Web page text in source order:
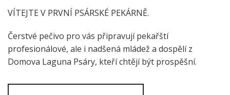
VÍTEJTE V PRVNÍ PSÁRSKÉ PEKÁRNĚ.
Čerstvé pečivo pro vás připravují pekařští
profesionálové, ale i nadšená mládež a dospělí z
Domova Laguna Psáry, kteří chtějí být prospěšní.